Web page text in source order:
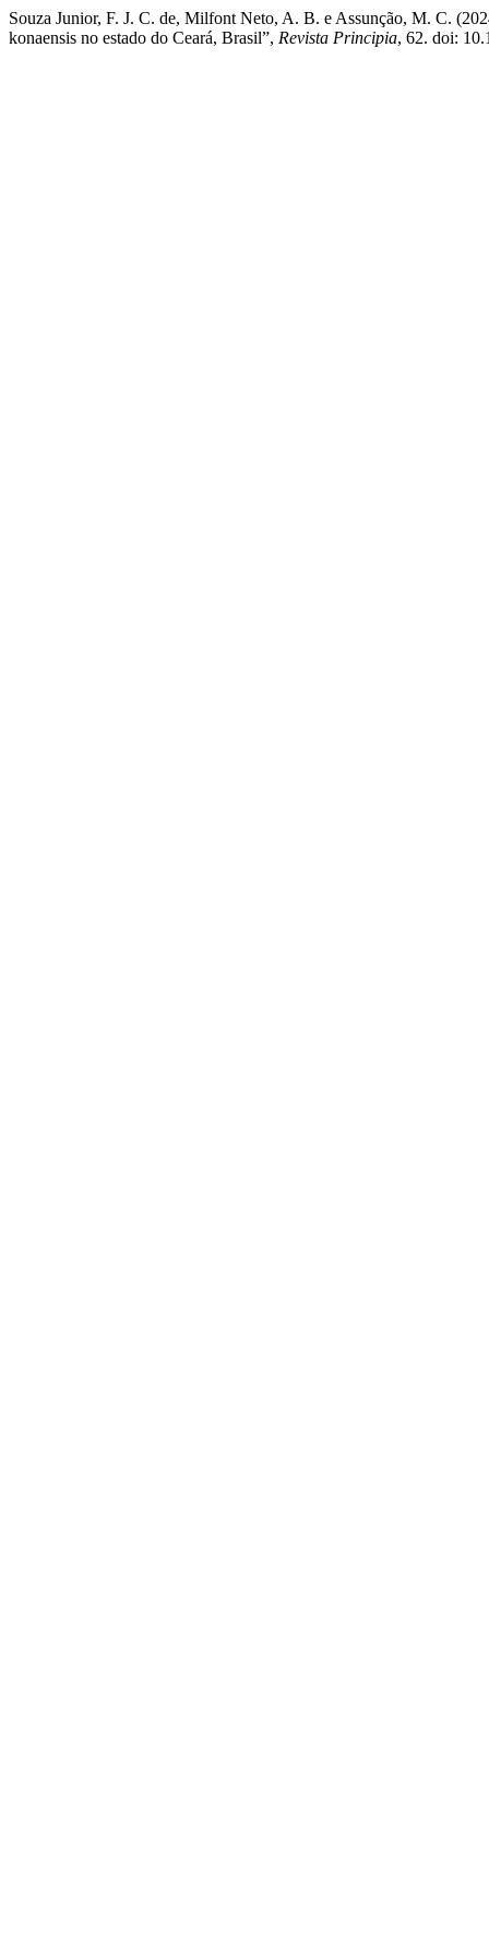
Souza Junior, F. J. C. de, Milfont Neto, A. B. e Assunção, M. C.
konaensis no estado do Ceará, Brasil”, Revista Principia, 62. doi: